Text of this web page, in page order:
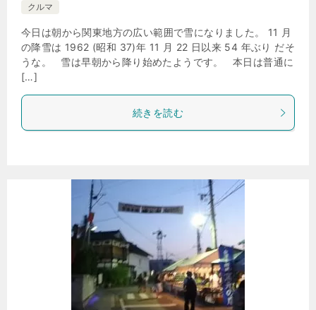
クルマ
今日は朝から関東地方の広い範囲で雪になりました。 11 月
の降雪は 1962 (昭和 37)年 11 月 22 日以来 54 年ぶり だそ
うな。 雪は早朝から降り始めたようです。 本日は普通に
[…]
続きを読む